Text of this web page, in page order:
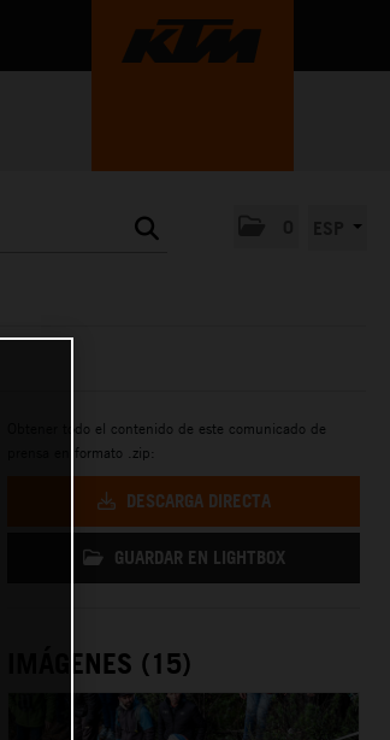
Obtener todo el contenido de este comunicado de
prensa en formato .zip:
DESCARGA DIRECTA
GUARDAR EN LIGHTBOX
IMÁGENES (15)